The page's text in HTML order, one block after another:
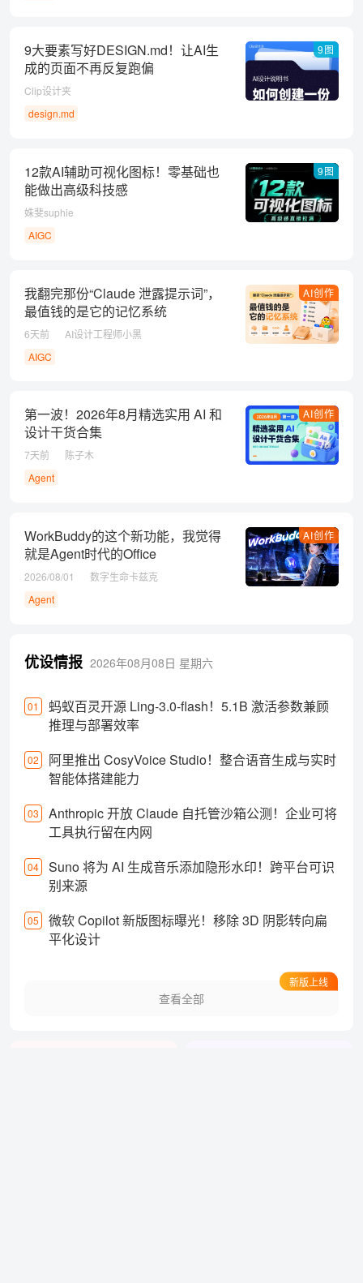
9图
9大要素写好DESIGN.md！让AI生
成的页面不再反复跑偏
Clip设计夹
design.md
9图
12款AI辅助可视化图标！零基础也
能做出高级科技感
姝斐suphie
AIGC
AI创作
我翻完那份“Claude 泄露提示词”，
最值钱的是它的记忆系统
6天前
AI设计工程师小黑
AIGC
AI创作
第一波！2026年8月精选实用 AI 和
设计干货合集
7天前
陈子木
Agent
AI创作
WorkBuddy的这个新功能，我觉得
就是Agent时代的Office
2026/08/01
数字生命卡兹克
Agent
优设情报 2026年08月08日 星期六
01
蚂蚁百灵开源 Ling-3.0-flash！5.1B 激活参数兼顾
推理与部署效率
02
阿里推出 CosyVoice Studio！整合语音生成与实时
智能体搭建能力
03
Anthropic 开放 Claude 自托管沙箱公测！企业可将
工具执行留在内网
04
Suno 将为 AI 生成音乐添加隐形水印！跨平台可识
别来源
05
微软 Copilot 新版图标曝光！移除 3D 阴影转向扁
平化设计
查看全部
新版上线